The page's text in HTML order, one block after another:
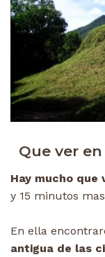
Que ver
Hay mucho que
y 15 minutos
En ella
antigua de las